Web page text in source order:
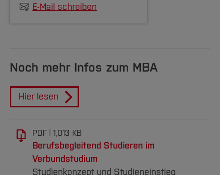
Projekt Analyse und Strategie
Modulblock: interdisziplinäres Management
(Umfang: 24 ECTS)
Dieser Block umfasst die Module
Wirtschaftsrecht
Sustainable Economics
E-Mail schreiben
Noch mehr Infos zum MBA
Hier lesen
PDF 1,013 KB
Berufsbegleitend Studieren im
Verbundstudium
Studienkonzept und Studieneinstieg